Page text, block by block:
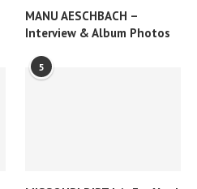
MANU AESCHBACH –
Interview & Album Photos
5